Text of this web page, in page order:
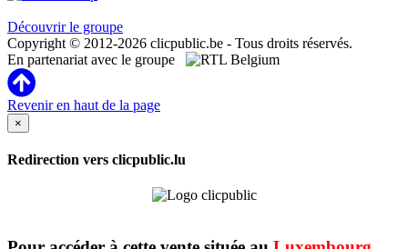
Découvrir le groupe
Copyright © 2012-2026 clicpublic.be - Tous droits réservés.
En partenariat avec le groupe
Revenir en haut de la page
×
Redirection vers clicpublic.lu